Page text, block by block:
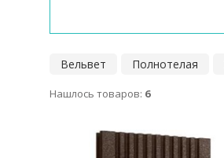
Вельвет Полнотелая
Нашлось товаров: 6